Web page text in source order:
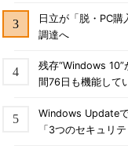
日立が「脱・PC
調達へ
残存“Windows
間76日も機能して
Windows Update
「3つのセキュリテ